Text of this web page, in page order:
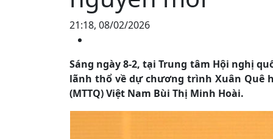
21:18, 08/02/2026
Sáng ngày 8-2, tại Trung tâm Hội nghị
lãnh thổ về dự chương trình Xuân Quê
(MTTQ) Việt Nam Bùi Thị Minh Hoài.